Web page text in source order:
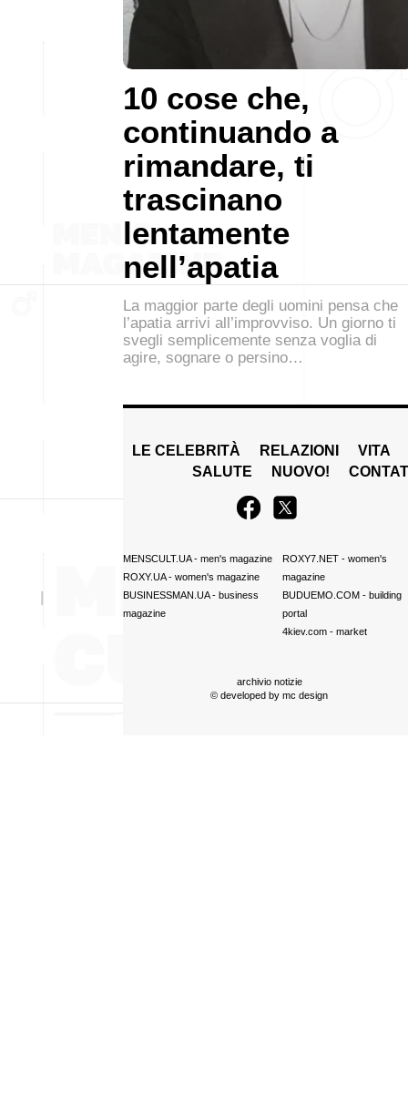
10 cose che,
continuando a
rimandare, ti
trascinano
lentamente
nell’apatia
La maggior parte degli uomini pensa che
l’apatia arrivi all’improvviso. Un giorno ti
svegli semplicemente senza voglia di
agire, sognare o persino…
LE CELEBRITÀ RELAZIONI
VITA
SALUTE
NUOVO!
MENSCULT.UA- men's magazine
ROXY.UA- women's magazine
BUSINESSMAN.UA- business
magazine
ROXY7.NET- women's
magazine
BUDUEMO.COM- building
portal
4kiev.com- market
archivio notizie
© developed by mc design